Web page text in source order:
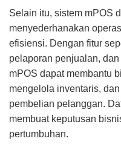
Selain itu, sistem mPOS
menyederhanakan
efisiensi. Dengan fitur
pelaporan penjualan,
mPOS dapat membantu
mengelola inventaris,
pembelian pelanggan.
membuat keputusan
pertumbuhan.